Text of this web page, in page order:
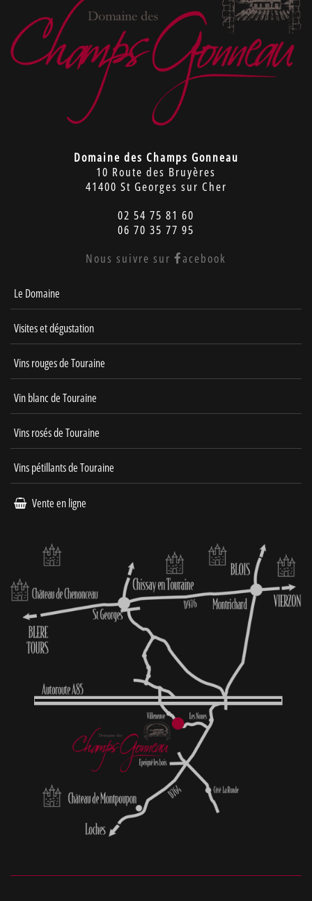
Domaine des Champs Gonneau
10 Route des Bruyères
41400 St Georges sur Cher
02 54 75 81 60
06 70 35 77 95
Nous suivre sur
acebook
Le Domaine
Visites et dégustation
Vins rouges de Touraine
Vin blanc de Touraine
Vins rosés de Touraine
Vins pétillants de Touraine
Vente en ligne